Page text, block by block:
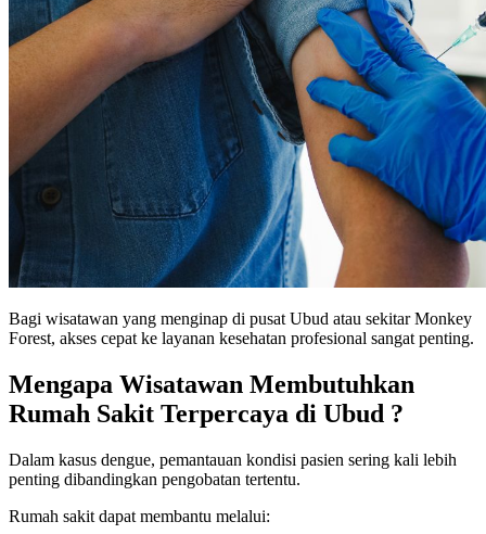
Bagi wisatawan yang menginap di pusat Ubud atau sekitar Monkey
Forest, akses cepat ke layanan kesehatan profesional sangat penting.
Mengapa Wisatawan Membutuhkan
Rumah Sakit Terpercaya di Ubud ?
Dalam kasus dengue, pemantauan kondisi pasien sering kali lebih
penting dibandingkan pengobatan tertentu.
Rumah sakit dapat membantu melalui: